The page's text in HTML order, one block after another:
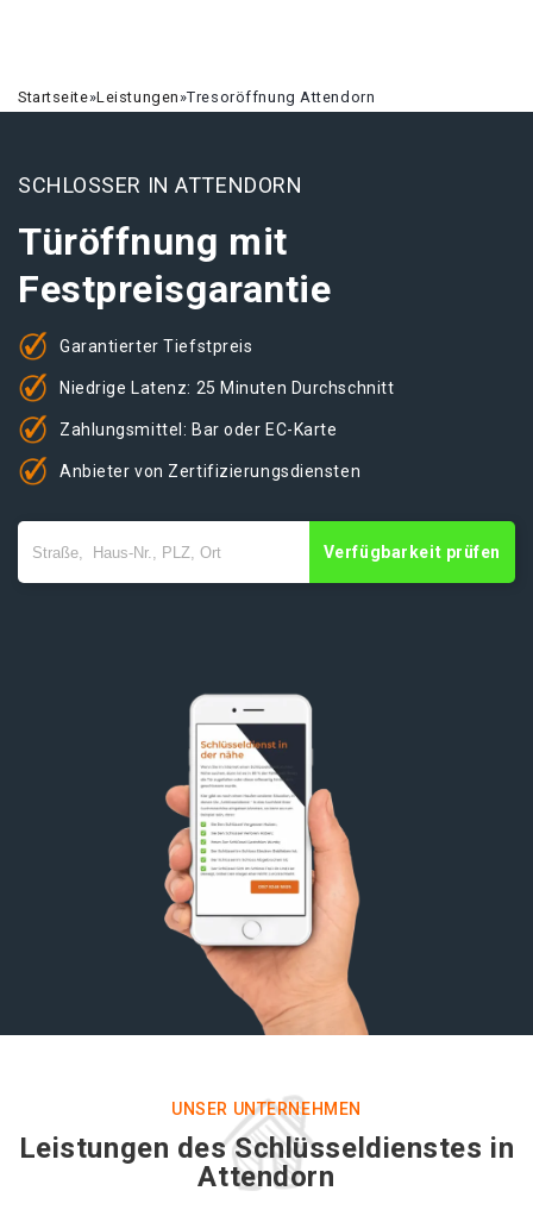
Startseite»Leistungen»Tresoröffnung Attendorn
SCHLOSSER IN ATTENDORN
Türöffnung mit
Festpreisgarantie
Garantierter Tiefstpreis
Niedrige Latenz: 25 Minuten Durchschnitt
Zahlungsmittel: Bar oder EC-Karte
Anbieter von Zertifizierungsdiensten
Verfügbarkeit prüfen
UNSER UNTERNEHMEN
Leistungen des Schlüsseldienstes in
Attendorn